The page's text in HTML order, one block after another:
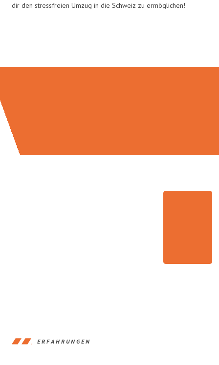
dir den stressfreien Umzug in die Schweiz zu ermöglichen!
ERFAHRUNGEN